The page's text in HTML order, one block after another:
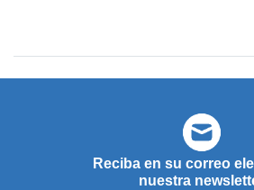
Reciba en su correo
nuestra